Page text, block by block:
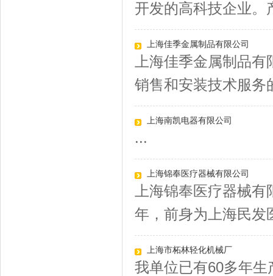
开发的高科技企业。
上海佳季金属制品有限公司
上海佳季金属制品
销售和安装技术服务
上海南凯电器有限公司
...
上海锦奉医疗器械有限公司
上海锦奉医疗器械
年，前身为上海民发
上海市柘林轻化机械厂
我单位已有60多年